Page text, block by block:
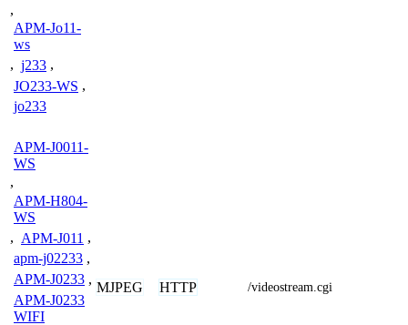
,
APM-Jo11-
ws
, j233 ,
JO233-WS ,
jo233
APM-J0011-
WS
,
APM-H804-
WS
, APM-J011 ,
apm-j02233 ,
APM-J0233 ,
APM-J0233
WIFI
MJPEG HTTP /videostream.cgi